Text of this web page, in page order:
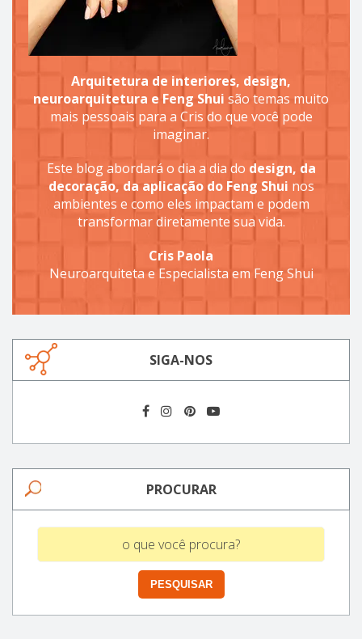
Arquitetura de interiores, design,
neuroarquitetura e Feng Shui são temas muito
mais pessoais para a Cris do que você pode
imaginar.
Este blog abordará o dia a dia do design, da
decoração, da aplicação do Feng Shui nos
ambientes e como eles impactam e podem
transformar diretamente sua vida.
Cris Paola
Neuroarquiteta e Especialista em Feng Shui
SIGA-NOS
PROCURAR